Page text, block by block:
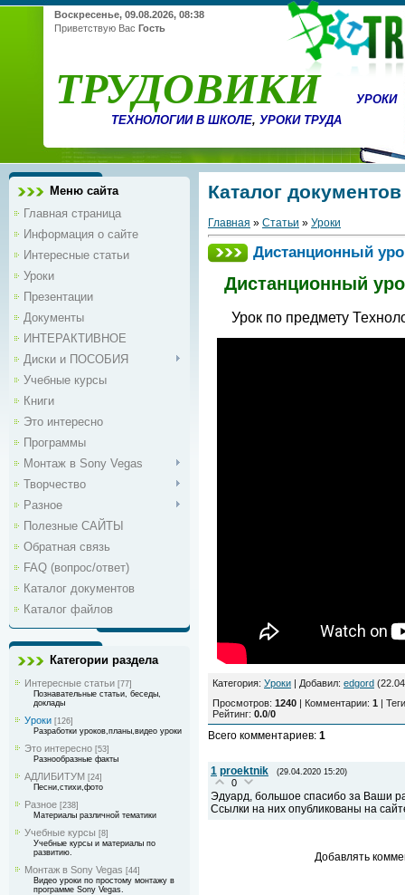
Воскресенье, 09.08.2026, 08:38
Приветствую Вас Гость
ТРУДОВИКИ
УРОКИ
ТЕХНОЛОГИИ В ШКОЛЕ, УРОКИ ТРУДА
Меню сайта
Главная страница
Информация о сайте
Интересные статьи
Уроки
Презентации
Документы
ИНТЕРАКТИВНОЕ
Диски и ПОСОБИЯ
Учебные курсы
Книги
Это интересно
Программы
Монтаж в Sony Vegas
Творчество
Разное
Полезные САЙТЫ
Обратная связь
FAQ (вопрос/ответ)
Каталог документов
Каталог файлов
Категории раздела
Интересные статьи [77]
Познавательные статьи, беседы,
доклады
Уроки [126]
Разработки уроков,планы,видео уроки
Это интересно [53]
Разнообразные факты
АДЛИБИТУМ [24]
Песни,стихи,фото
Разное [238]
Материалы различной тематики
Учебные курсы [8]
Учебные курсы и материалы по
развитию.
Монтаж в Sony Vegas [44]
Видео уроки по простому монтажу в
программе Sony Vegas.
Каталог документов
Главная » Статьи » Уроки
Дистанционный
Дистанционный
Урок по предмету
Категория: Уроки Добавил: edgord
Просмотров: 1240 Комментарии: 1
Теги
Рейтинг: 0.0/0
Всего комментариев: 1
1 proektnik (29.04.2020 15:20)
0
Эдуард, большое спасибо за Ваши
Ссылки на них опубликованы на
Добавлять